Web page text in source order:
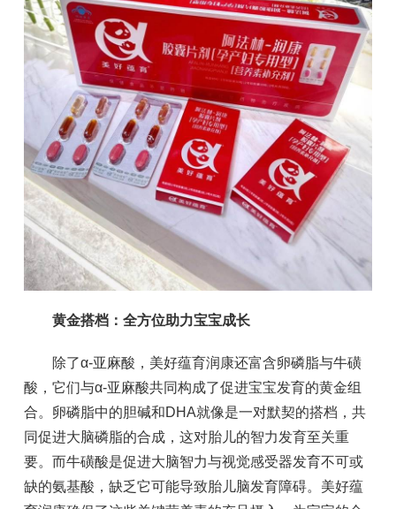
黄金搭档：全方位助力宝宝成长
除了α-亚麻酸，美好蕴育润康还富含卵磷脂与牛磺
酸，它们与α-亚麻酸共同构成了促进宝宝发育的黄金组
合。卵磷脂中的胆碱和DHA就像是一对默契的搭档，共
同促进大脑磷脂的合成，这对胎儿的智力发育至关重
要。而牛磺酸是促进大脑智力与视觉感受器发育不可或
缺的氨基酸，缺乏它可能导致胎儿脑发育障碍。美好蕴